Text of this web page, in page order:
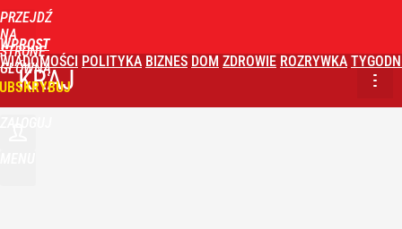
PRZEJDŹ
NA
STRONĘ
GŁÓWNĄ
WPROST
WIADOMOŚCI POLITYKA BIZNES DOM ZDROWIE ROZRYWKA
KRAJ